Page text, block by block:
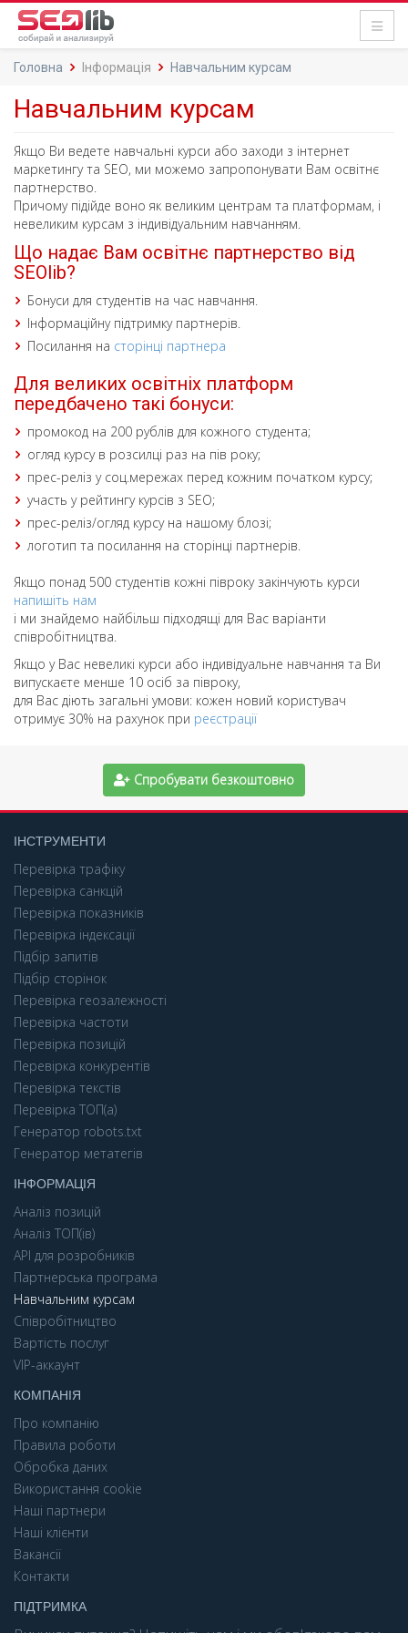
Головна Інформація Навчальним курсам
Навчальним курсам
Якщо Ви ведете навчальні курси або заходи з інтернет
маркетингу та SEO, ми можемо запропонувати Вам освітнє
партнерство.
Причому підійде воно як великим центрам та платформам, і
невеликим курсам з індивідуальним навчанням.
Що надає Вам освітнє партнерство від
SEOlib?
Бонуси для студентів на час навчання.
Інформаційну підтримку партнерів.
Посилання на сторінці партнера
Для великих освітніх платформ
передбачено такі бонуси:
промокод на 200 рублів для кожного студента;
огляд курсу в розсилці раз на пів року;
прес-реліз у соц.мережах перед кожним початком курсу;
участь у рейтингу курсів з SEO;
прес-реліз/огляд курсу на нашому блозі;
логотип та посилання на сторінці партнерів.
Якщо понад 500 студентів кожні півроку закінчують курси
напишіть нам
і ми знайдемо найбільш підходящі для Вас варіанти
співробітництва.
Якщо у Вас невеликі курси або індивідуальне навчання та Ви
випускаєте менше 10 осіб за півроку,
для Вас діють загальні умови: кожен новий користувач
отримує 30% на рахунок при реєстрації
Спробувати безкоштовно
ІНСТРУМЕНТИ
Перевірка трафіку
Перевірка санкцій
Перевірка показників
Перевірка індексації
Підбір запитів
Підбір сторінок
Перевірка геозалежності
Перевірка частоти
Перевірка позицій
Перевірка конкурентів
Перевірка текстів
Перевірка ТОП(а)
Генератор robots.txt
Генератор метатегів
ІНФОРМАЦІЯ
Аналіз позицій
Аналіз ТОП(ів)
API для розробників
Партнерська програма
Навчальним курсам
Співробітництво
Вартість послуг
VIP-аккаунт
КОМПАНІЯ
Про компанію
Правила роботи
Обробка даних
Використання cookie
Наші партнери
Наші клієнти
Вакансії
Контакти
ПІДТРИМКА